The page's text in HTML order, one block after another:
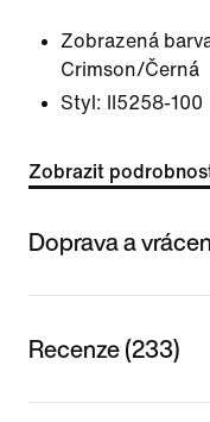
Zobrazená
Crimson/Černá
Styl:
II5258-100
Zobrazit
Doprava a
Recenze (233)